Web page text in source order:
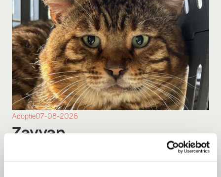
Adoptie07-08-2026
Zayyan